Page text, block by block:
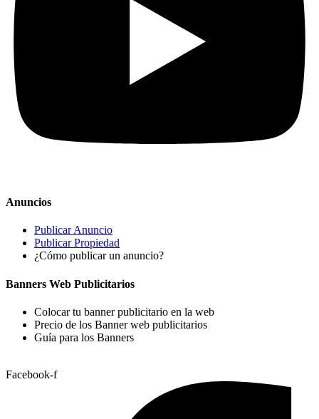
Anuncios
Publicar Anuncio
Publicar Propiedad
¿Cómo publicar un anuncio?
Banners Web Publicitarios
Colocar tu banner publicitario en la web
Precio de los Banner web publicitarios
Guía para los Banners
Facebook-f